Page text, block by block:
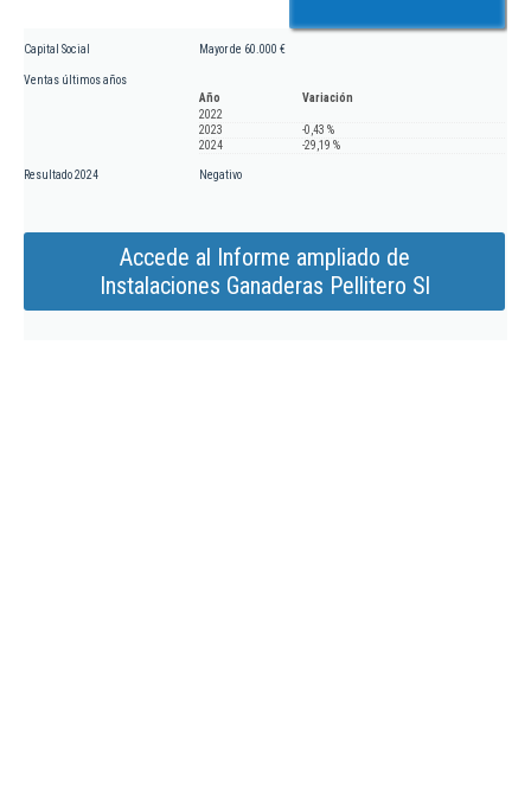
Capital Social Mayor de 60.000 €
Ventas últimos años
Año
Variación
2022
2023
-0,43 %
2024
-29,19 %
Resultado 2024 Negativo
Accede al Informe ampliado de
Instalaciones Ganaderas Pellitero Sl